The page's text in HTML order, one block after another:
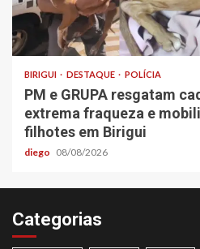
BIRIGUI DESTAQUE POLÍCIA
PM e GRUPA resgatam
extrema fraqueza e
filhotes em Birigui
diego 08/08/2026
Categorias